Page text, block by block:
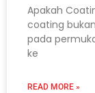
Apakah
coating
pada
ke
READ MORE »